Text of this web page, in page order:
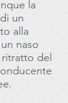
la
un
alla
naso
del